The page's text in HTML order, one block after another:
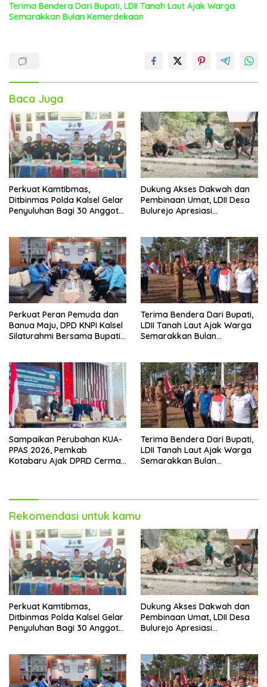
Terima Bendera Dari Bupati, LDII Tanah Laut Ajak Warga
Semarakkan Bulan Kemerdekaan
Baca Juga
Perkuat Kamtibmas,
Ditbinmas Polda Kalsel Gelar
Penyuluhan Bagi 30 Anggota
Dukung Akses Dakwah dan
Pembinaan Umat, LDII Desa
Bulurejo Apresiasi
Perkuat Peran Pemuda dan
Banua Maju, DPD KNPI Kalsel
Silaturahmi Bersama Bupati
Terima Bendera Dari Bupati,
LDII Tanah Laut Ajak Warga
Semarakkan Bulan
Sampaikan Perubahan KUA-
PPAS 2026, Pemkab
Kotabaru Ajak DPRD Cermati
Terima Bendera Dari Bupati,
LDII Tanah Laut Ajak Warga
Semarakkan Bulan
Rekomendasi untuk kamu
Perkuat Kamtibmas,
Ditbinmas Polda Kalsel Gelar
Penyuluhan Bagi 30 Anggota
Dukung Akses Dakwah dan
Pembinaan Umat, LDII Desa
Bulurejo Apresiasi